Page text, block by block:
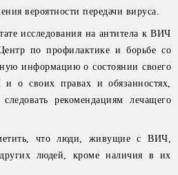
вероятности передачи вируса.
исследования на антитела к ВИЧ
по профилактике и борьбе со
информацию о состоянии своего
о своих правах и обязанностях,
рекомендациям лечащего
что люди, живущие с ВИЧ,
людей, кроме наличия в их